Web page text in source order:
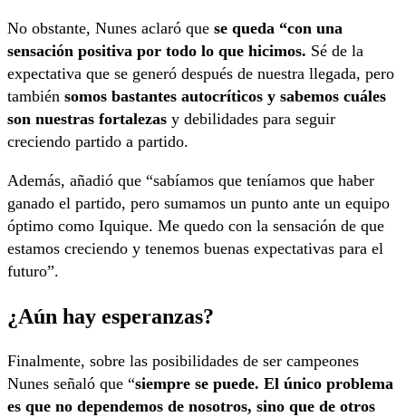
No obstante, Nunes aclaró que se queda “con una
sensación positiva por todo lo que hicimos. Sé de la
expectativa que se generó después de nuestra llegada, pero
también somos bastantes autocríticos y sabemos cuáles
son nuestras fortalezas y debilidades para seguir
creciendo partido a partido.
Además, añadió que “sabíamos que teníamos que haber
ganado el partido, pero sumamos un punto ante un equipo
óptimo como Iquique. Me quedo con la sensación de que
estamos creciendo y tenemos buenas expectativas para el
futuro”.
¿Aún hay esperanzas?
Finalmente, sobre las posibilidades de ser campeones
Nunes señaló que “siempre se puede. El único problema
es que no dependemos de nosotros, sino que de otros